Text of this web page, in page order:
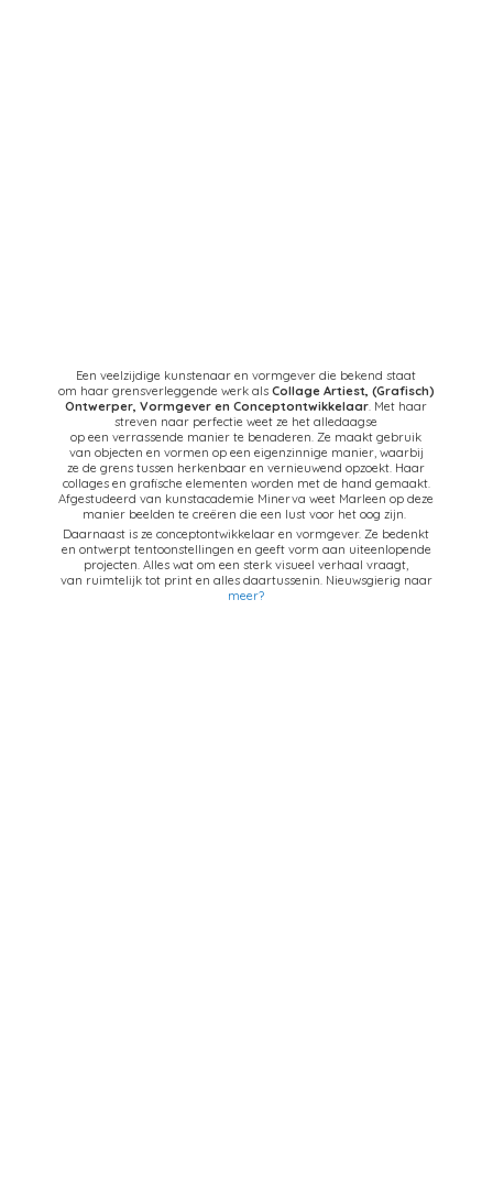
Een veelzijdige kunstenaar en vormgever die bekend staat
om haar grensverleggende werk als Collage Artiest, (Grafisch)
Ontwerper, Vormgever en Conceptontwikkelaar. Met haar
streven naar perfectie weet ze het alledaagse
op een verrassende manier te benaderen. Ze maakt gebruik
van objecten en vormen op een eigenzinnige manier, waarbij
ze de grens tussen herkenbaar en vernieuwend opzoekt. Haar
collages en grafische elementen worden met de hand gemaakt.
Afgestudeerd van kunstacademie Minerva weet Marleen op deze
manier beelden te creëren die een lust voor het oog zijn.
Daarnaast is ze conceptontwikkelaar en vormgever. Ze bedenkt
en ontwerpt tentoonstellingen en geeft vorm aan uiteenlopende
projecten. Alles wat om een sterk visueel verhaal vraagt,
van ruimtelijk tot print en alles daartussenin. Nieuwsgierig naar
meer?